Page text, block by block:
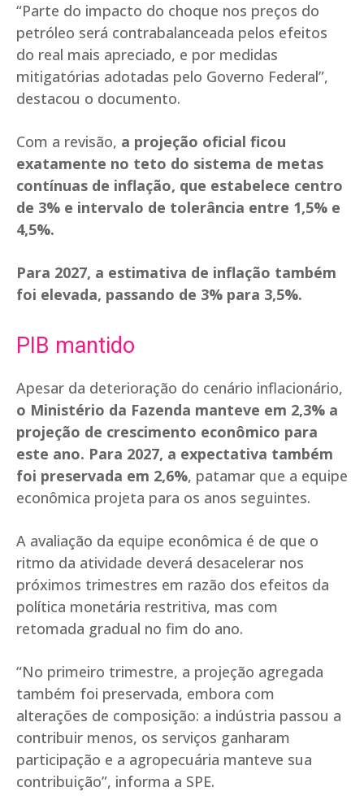
“Parte do impacto do choque nos preços do
petróleo será contrabalanceada pelos efeitos
do real mais apreciado, e por medidas
mitigatórias adotadas pelo Governo Federal”,
destacou o documento.
Com a revisão, a projeção oficial ficou
exatamente no teto do sistema de metas
contínuas de inflação, que estabelece centro
de 3% e intervalo de tolerância entre 1,5% e
4,5%.
Para 2027, a estimativa de inflação também
foi elevada, passando de 3% para 3,5%.
PIB mantido
Apesar da deterioração do cenário inflacionário,
o Ministério da Fazenda manteve em 2,3% a
projeção de crescimento econômico para
este ano. Para 2027, a expectativa também
foi preservada em 2,6%, patamar que a equipe
econômica projeta para os anos seguintes.
A avaliação da equipe econômica é de que o
ritmo da atividade deverá desacelerar nos
próximos trimestres em razão dos efeitos da
política monetária restritiva, mas com
retomada gradual no fim do ano.
“No primeiro trimestre, a projeção agregada
também foi preservada, embora com
alterações de composição: a indústria passou a
contribuir menos, os serviços ganharam
participação e a agropecuária manteve sua
contribuição”, informa a SPE.